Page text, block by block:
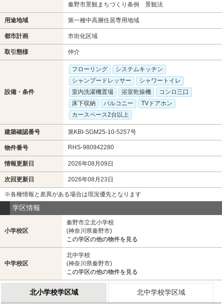
秦野市景観まちづくり条例 景観法
用途地域 第一種中高層住居専用地域
都市計画 市街化区域
取引態様 仲介
設備・条件
フローリング
システムキッチン
シャンプードレッサー
シャワートイレ
室内洗濯機置場
浴室乾燥機
コンロ三口
床下収納
バルコニー
TVドアホン
カースペース2台以上
建築確認番号 第KBI-SGM25-10-5257号
物件番号 RHS-980942280
情報更新日 2026年08月09日
次回更新日 2026年08月23日
※各種情報と差異がある場合は現況優先となります
学区情報
小学校区
秦野市立北小学校
(神奈川県秦野市)
この学区の他の物件を見る
中学校区
北中学校
(神奈川県秦野市)
この学区の他の物件を見る
北小学校学区域 北中学校学区域